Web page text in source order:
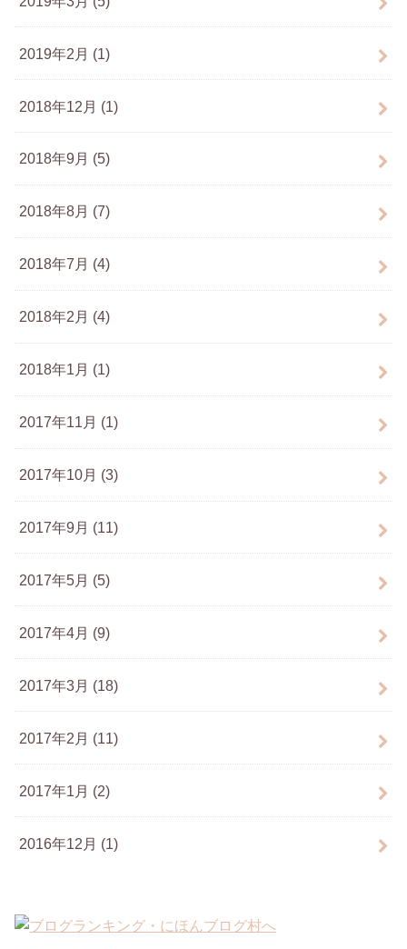
2019年2月 (1)
2018年12月 (1)
2018年9月 (5)
2018年8月 (7)
2018年7月 (4)
2018年2月 (4)
2018年1月 (1)
2017年11月 (1)
2017年10月 (3)
2017年9月 (11)
2017年5月 (5)
2017年4月 (9)
2017年3月 (18)
2017年2月 (11)
2017年1月 (2)
2016年12月 (1)